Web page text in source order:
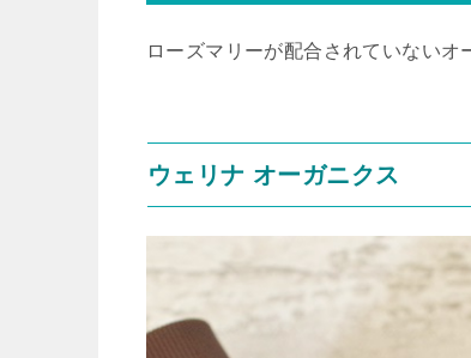
ローズマリーが配合されていないオ
ウェリナ オーガニクス